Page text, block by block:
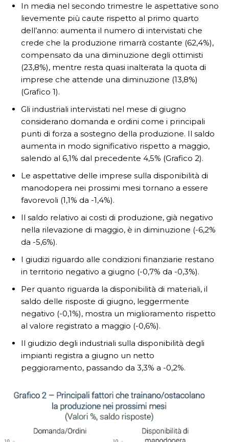
In media nel secondo trimestre le aspettative sono
lievemente più caute rispetto al primo quarto
dell’anno: aumenta il numero di intervistati che
crede che la produzione rimarrà costante (62,4%),
compensato da una diminuzione degli ottimisti
(23,8%), mentre resta quasi inalterata la quota di
imprese che attende una diminuzione (13,8%)
(Grafico 1).
Gli industriali intervistati nel mese di giugno
considerano domanda e ordini come i principali
punti di forza a sostegno della produzione. Il saldo
aumenta in modo significativo rispetto a maggio,
salendo al 6,1% dal precedente 4,5% (Grafico 2).
Le aspettative delle imprese sulla disponibilità di
manodopera nei prossimi mesi tornano a essere
favorevoli (1,1% da -1,4%).
Il saldo relativo ai costi di produzione, già negativo
nella rilevazione di maggio, è in diminuzione (-6,2%
da -5,6%).
I giudizi riguardo alle condizioni finanziarie restano
in territorio negativo a giugno (-0,7% da -0,3%).
Per quanto riguarda la disponibilità di materiali, il
saldo delle risposte di giugno, leggermente
negativo (-0,1%), mostra un miglioramento rispetto
al valore registrato a maggio (-0,6%).
Il giudizio degli industriali sulla disponibilità degli
impianti registra a giugno un netto
peggioramento, passando da 3,3% a -0,2%.